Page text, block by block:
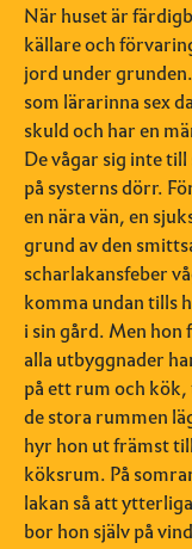
När huset är
källare och
jord under
som lärarinna sex
skuld och har en
De vågar sig inte
på systerns dörr.
en nära vän, en
grund av den
scharlakansfeber
komma undan tills
i sin gård. Men
alla utbyggnader
på ett rum och
de stora rummen
hyr hon ut främst
köksrum. På
lakan så att
bor hon själv på